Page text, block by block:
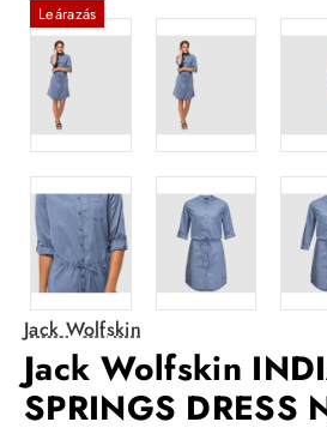
Leárazás
Jack Wolfskin
Jack Wolfskin
SPRINGS DRESS